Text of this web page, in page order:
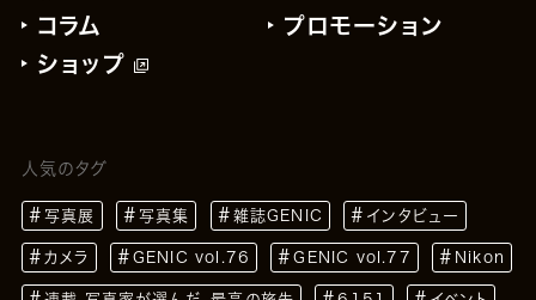
コラム
プロモーション
ショップ
人気のタグ
写真展 写真集 雑誌GENIC インタビュー
カメラ GENIC vol.76 GENIC vol.77 Nikon